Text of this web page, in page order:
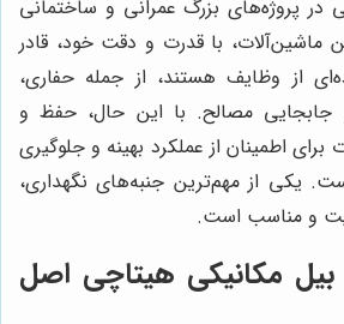
در پروژه‌های بزرگ عمرانی و ساختمانی
با قدرت و دقت خود، قادر
از وظایف هستند، از جمله حفاری،
و جابجایی مصالح. با این حال، حفظ و
برای اطمینان از عملکرد بهینه و جلوگیری
یکی از مهم‌ترین جنبه‌های نگهداری،
و مناسب است.
بیل مکانیکی هیتاچی اصل